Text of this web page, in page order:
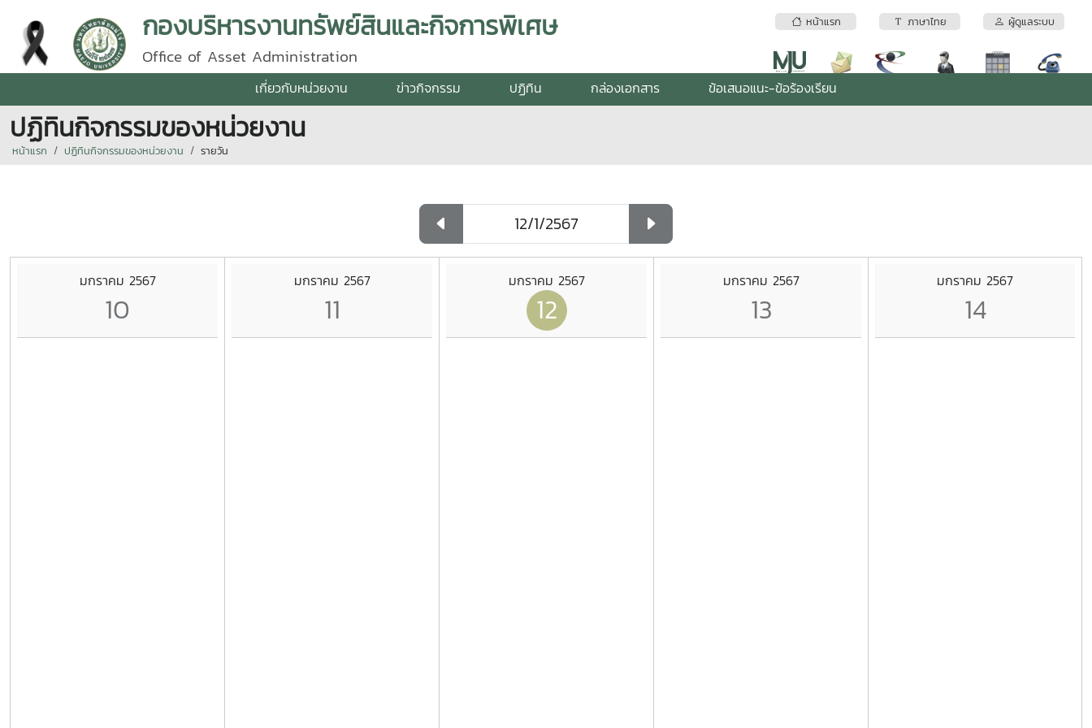
หน้าแรก ภาษาไทย ผู้ดูแลระบบ
กองบริหารงานทรัพย์สินและกิจการพิเศษ
Office of Asset Administration
เกี่ยวกับหน่วยงาน ข่าวกิจกรรม ปฏิทิน กล่องเอกสาร ข้อเสนอแนะ-ข้อร้องเรียน
ปฏิทินกิจกรรมของหน่วยงาน
หน้าแรก ปฏิทินกิจกรรมของหน่วยงาน รายวัน
มกราคม 2567
10
มกราคม 2567
11
มกราคม 2567
12
มกราคม 2567
13
มกราคม 2567
14